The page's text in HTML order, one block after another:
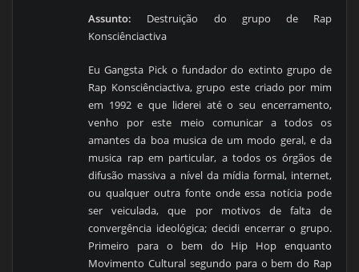
Assunto: Destruição do grupo de Rap
Konsciênciactiva
Eu Gangsta Pick o fundador do extinto grupo de
Rap Konsciênciactiva, grupo este criado por mim
em 1992 e que liderei até o seu encerramento,
venho por este meio comunicar a todos os
amantes da boa musica de um modo geral, e da
musica rap em particular, a todos os órgãos de
difusão massiva a nível da mídia formal, internet,
ou qualquer outra fonte onde essa notícia pode
ser veiculada, que por motivos de falta de
convergência ideológica; decidi encerrar o grupo.
Primeiro para o bem do Hip Hop enquanto
Movimento Cultural segundo para o bem do Rap